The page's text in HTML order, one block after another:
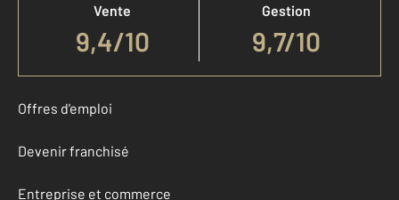
Vente
9,4/10
Gestion
9,7/10
Offres d'emploi
Devenir franchisé
Entreprise et commerce